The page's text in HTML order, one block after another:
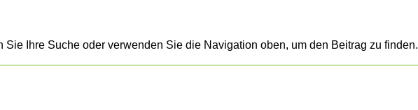
Ihre Suche oder verwenden Sie die Navigation oben, um den Beitrag zu finden.